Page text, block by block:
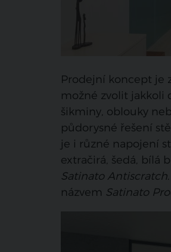
Prodejní koncept je
možné zvolit
šikminy, oblouky
půdorysné řešení
je i různé napojení
extračirá, šedá, bílá
Satinato Antiscratch
názvem Satinato